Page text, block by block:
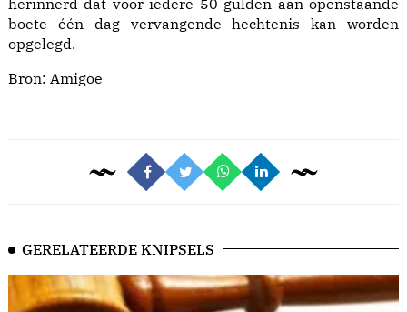
herinnerd dat voor iedere 50 gulden aan openstaande
boete één dag vervangende hechtenis kan worden
opgelegd.
Bron: Amigoe
GERELATEERDE KNIPSELS